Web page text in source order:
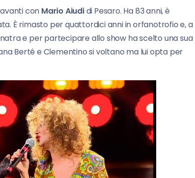
con Mario Aiudidi Pesaro. Ha 83 anni, è
È rimasto per quattordici anni in orfanotrofio e, a
e per partecipare allo show ha scelto una sua
Berté e Clementino si voltano ma lui opta per